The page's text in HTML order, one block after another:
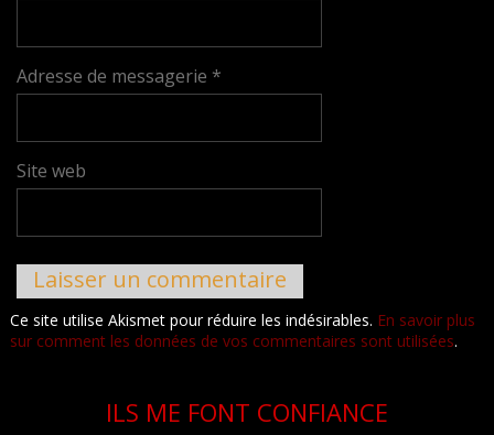
Adresse de messagerie *
Site web
Ce site utilise Akismet pour réduire les indésirables. En savoir plus
sur comment les données de vos commentaires sont utilisées.
ILS ME FONT CONFIANCE